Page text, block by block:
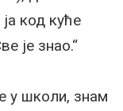
код куће
је знао.“
у школи, знам